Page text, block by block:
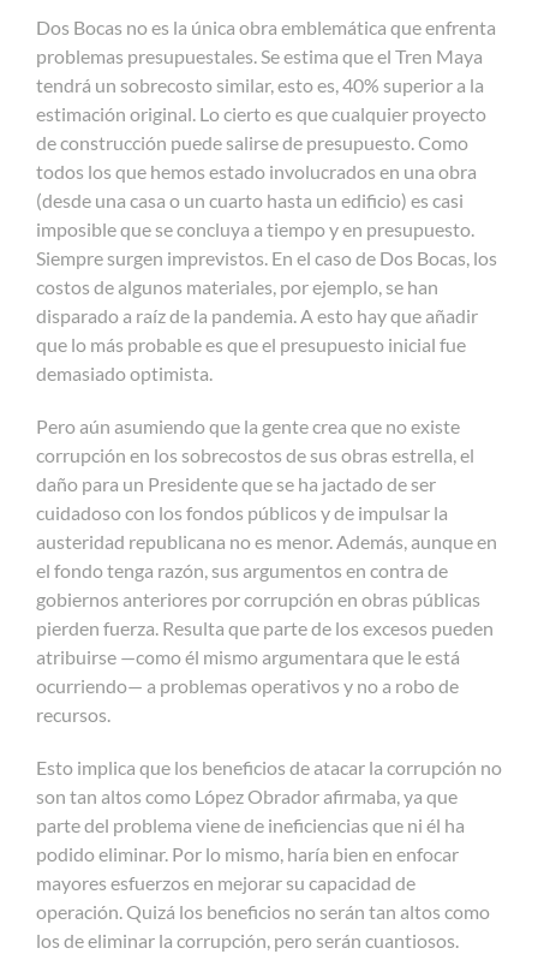
Dos Bocas no es la única obra emblemática que enfrenta
problemas presupuestales. Se estima que el Tren Maya
tendrá un sobrecosto similar, esto es, 40% superior a la
estimación original. Lo cierto es que cualquier proyecto
de construcción puede salirse de presupuesto. Como
todos los que hemos estado involucrados en una obra
(desde una casa o un cuarto hasta un edificio) es casi
imposible que se concluya a tiempo y en presupuesto.
Siempre surgen imprevistos. En el caso de Dos Bocas, los
costos de algunos materiales, por ejemplo, se han
disparado a raíz de la pandemia. A esto hay que añadir
que lo más probable es que el presupuesto inicial fue
demasiado optimista.
Pero aún asumiendo que la gente crea que no existe
corrupción en los sobrecostos de sus obras estrella, el
daño para un Presidente que se ha jactado de ser
cuidadoso con los fondos públicos y de impulsar la
austeridad republicana no es menor. Además, aunque en
el fondo tenga razón, sus argumentos en contra de
gobiernos anteriores por corrupción en obras públicas
pierden fuerza. Resulta que parte de los excesos pueden
atribuirse —como él mismo argumentara que le está
ocurriendo— a problemas operativos y no a robo de
recursos.
Esto implica que los beneficios de atacar la corrupción no
son tan altos como López Obrador afirmaba, ya que
parte del problema viene de ineficiencias que ni él ha
podido eliminar. Por lo mismo, haría bien en enfocar
mayores esfuerzos en mejorar su capacidad de
operación. Quizá los beneficios no serán tan altos como
los de eliminar la corrupción, pero serán cuantiosos.